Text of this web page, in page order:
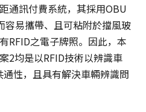
通訊付費系統，其採用OBU
容易攜帶、且可粘附於擋風玻
RFID之電子牌照。因此，本
2均是以RFID技術以辨識車
性，且具有解決車輛辨識問